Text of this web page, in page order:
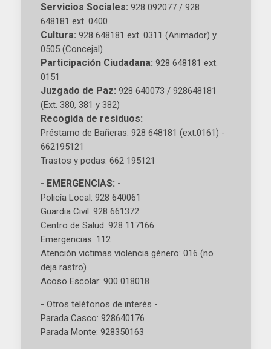
Servicios Sociales: 928 092077 / 928
648181 ext. 0400
Cultura: 928 648181 ext. 0311 (Animador) y
0505 (Concejal)
Participación Ciudadana: 928 648181 ext.
0151
Juzgado de Paz: 928 640073 / 928648181
(Ext. 380, 381 y 382)
Recogida de residuos:
Préstamo de Bañeras: 928 648181 (ext.0161) -
662195121
Trastos y podas: 662 195121
- EMERGENCIAS: -
Policía Local: 928 640061
Guardia Civil: 928 661372
Centro de Salud: 928 117166
Emergencias: 112
Atención victimas violencia género: 016 (no
deja rastro)
Acoso Escolar: 900 018018
- Otros teléfonos de interés -
Parada Casco: 928640176
Parada Monte: 928350163